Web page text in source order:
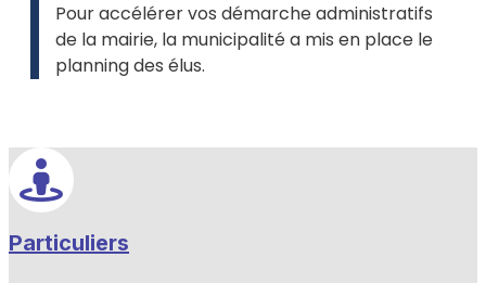
Pour accélérer vos démarche administratifs
de la mairie, la municipalité a mis en place le
planning des élus.
Particuliers